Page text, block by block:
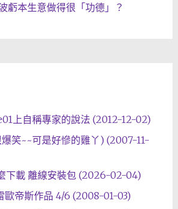
虧本生意做得很「功德」？
上自稱專家的說法 (2012-12-02)
笑~~可是好慘的雞丫) (2007-11-
下載 離線安裝包 (2026-02-04)
歐帝斯作品 4/6 (2008-01-03)